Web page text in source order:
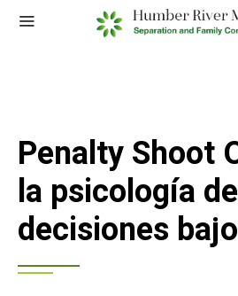
Penalty Shoot
la psicología
decisiones